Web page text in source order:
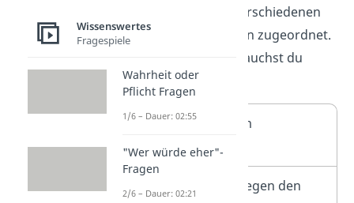
musst, wurden den verschiedenen
Rotationen Buchstaben zugeordnet.
In dieser Anleitung brauchst du
folgende Rotationen:
R
Rechte Seite im
Uhrzeigersinn
R‘
Rechte Seite gegen den
Wissenswertes
Fragespiele
Wahrheit oder
Pflicht Fragen
1/6 – Dauer: 02:55
"Wer würde eher"-
Fragen
2/6 – Dauer: 02:21